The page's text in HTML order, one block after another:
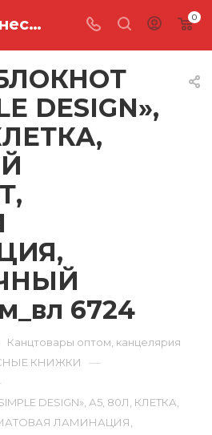
Купить бизнес-блокнот bg «simple design», а5, 80л, клетка, книжный переплет, матовая ламинация, выборочный ББ5т80_лм_вл 6724 в Ростове-на-Дону 0
DESIGN»,
6724
Канцтовары оптом, канцелярия
КНИЖКИ —
DESIGN», А5, 80Л, КЛЕТКА,
ЛАМИНАЦИЯ,